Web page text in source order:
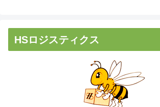
HSロジスティクス